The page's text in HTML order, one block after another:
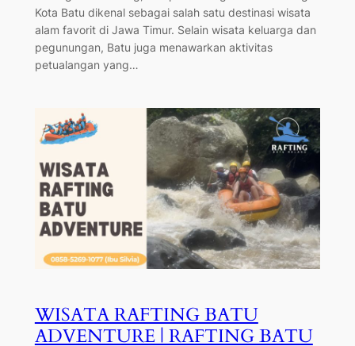
Kota Batu dikenal sebagai salah satu destinasi wisata
alam favorit di Jawa Timur. Selain wisata keluarga dan
pegunungan, Batu juga menawarkan aktivitas
petualangan yang…
WISATA RAFTING BATU
ADVENTURE | RAFTING BATU